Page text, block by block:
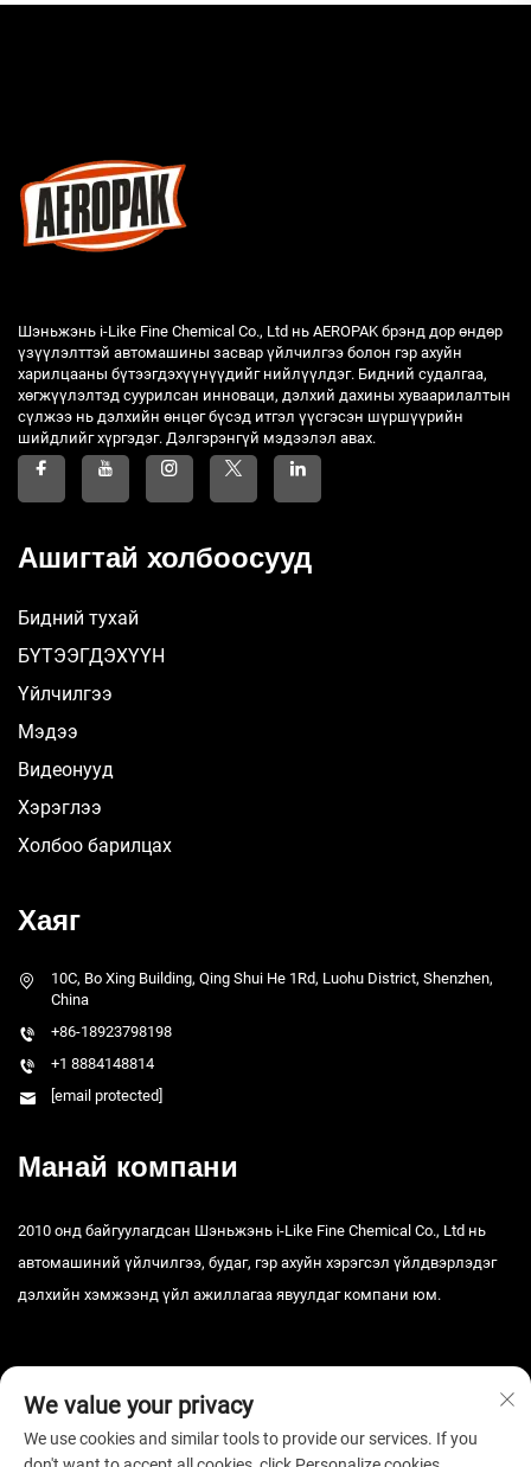
Шэньжэнь i-Like Fine Chemical Co., Ltd нь AEROPAK брэнд дор өндөр
үзүүлэлттэй автомашины засвар үйлчилгээ болон гэр ахуйн
харилцааны бүтээгдэхүүнүүдийг нийлүүлдэг. Бидний судалгаа,
хөгжүүлэлтэд суурилсан инноваци, дэлхий дахины хуваарилалтын
сүлжээ нь дэлхийн өнцөг бүсэд итгэл үүсгэсэн шүршүүрийн
шийдлийг хүргэдэг. Дэлгэрэнгүй мэдээлэл авах.
Ашигтай холбоосууд
Бидний тухай
БҮТЭЭГДЭХҮҮН
Үйлчилгээ
Мэдээ
Видеонууд
Хэрэглээ
Холбоо барилцах
Хаяг
10C, Bo Xing Building, Qing Shui He 1Rd, Luohu District, Shenzhen,
China
+86-18923798198
+1 8884148814
[email protected]
Манай компани
2010 онд байгуулагдсан Шэньжэнь i-Like Fine Chemical Co., Ltd нь
автомашиний үйлчилгээ, будаг, гэр ахуйн хэрэгсэл үйлдвэрлэдэг
дэлхийн хэмжээнд үйл ажиллагаа явуулдаг компани юм.
We value your privacy
We use cookies and similar tools to provide our services. If you